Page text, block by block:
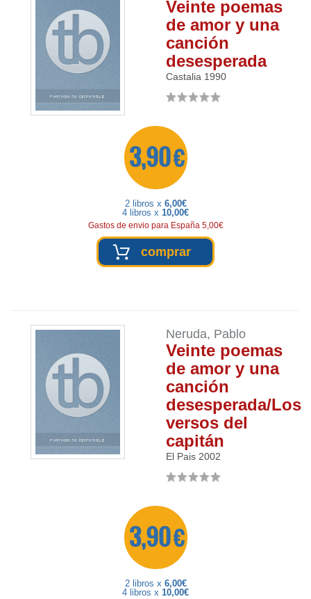
Veinte poemas
de amor y una
canción
desesperada
Castalia 1990
3,90 €
2 libros x 6,00€
4 libros x 10,00€
Gastos de envio para España 5,00€
comprar
Neruda, Pablo
Veinte poemas
de amor y una
canción
desesperada/Los
versos del
capitán
El Pais 2002
3,90 €
2 libros x 6,00€
4 libros x 10,00€